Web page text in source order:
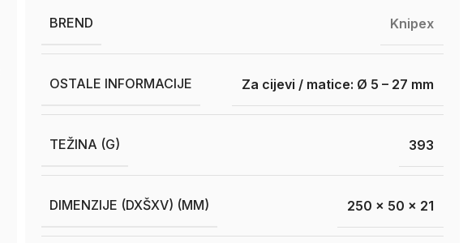
BREND Knipex
OSTALE INFORMACIJE Za cijevi / matice: Ø 5 – 27 mm
TEŽINA (G) 393
DIMENZIJE (DXŠXV) (MM) 250 x 50 x 21